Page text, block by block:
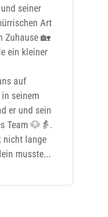
seiner
Art
Zuhause 🏡
ein kleiner
auf
seinem
er und sein
Team 🐶👵.
nicht lange
musste...